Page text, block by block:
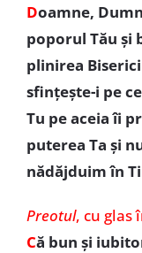
Doamne,
poporul Tău şi
plinirea
sfinţeşte-i pe
Tu pe aceia îi
puterea Ta şi
nădăjduim în
Preotul, cu glas
Că bun şi